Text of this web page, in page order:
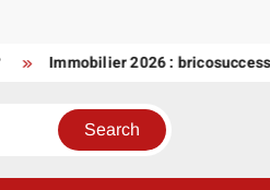
Immobilier 2026 :